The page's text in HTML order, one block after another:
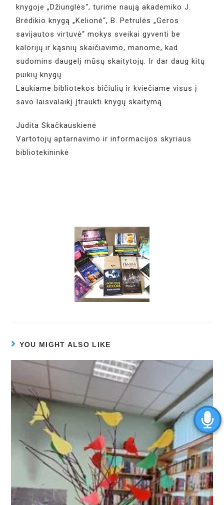
knygoje „Džiunglės“, turime naują akademiko J.
Brėdikio knygą „Kelionė“, B. Petrulės „Geros
savijautos virtuvė“ mokys sveikai gyventi be
kalorijų ir kąsnių skaičiavimo, manome, kad
sudomins daugelį mūsų skaitytojų. Ir dar daug kitų
puikių knygų…
Laukiame bibliotekos bičiulių ir kviečiame visus į
savo laisvalaikį įtraukti knygų skaitymą.
Judita Skačkauskienė
Vartotojų aptarnavimo ir informacijos skyriaus
bibliotekininkė
YOU MIGHT ALSO LIKE